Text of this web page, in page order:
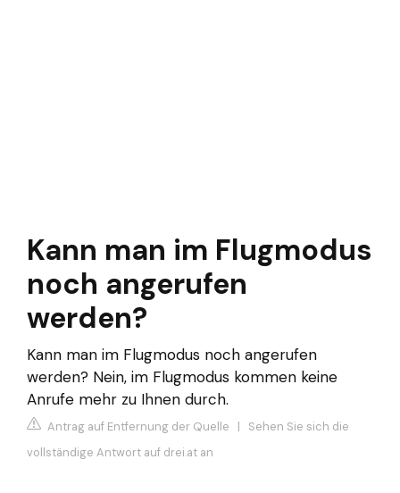
Kann man im Flugmodus
noch angerufen
werden?
Kann man im Flugmodus noch angerufen
werden? Nein, im Flugmodus kommen keine
Anrufe mehr zu Ihnen durch.
Antrag auf Entfernung der Quelle | Sehen Sie sich die
vollständige Antwort auf drei.at an